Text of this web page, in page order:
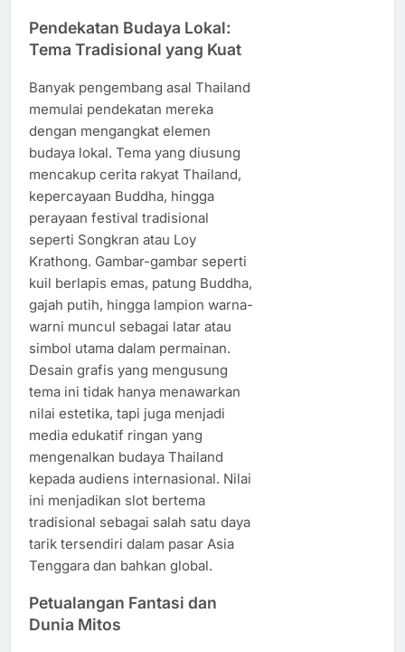
Pendekatan Budaya Lokal:
Tema Tradisional yang Kuat
Banyak pengembang asal Thailand
memulai pendekatan mereka
dengan mengangkat elemen
budaya lokal. Tema yang diusung
mencakup cerita rakyat Thailand,
kepercayaan Buddha, hingga
perayaan festival tradisional
seperti Songkran atau Loy
Krathong. Gambar-gambar seperti
kuil berlapis emas, patung Buddha,
gajah putih, hingga lampion warna-
warni muncul sebagai latar atau
simbol utama dalam permainan.
Desain grafis yang mengusung
tema ini tidak hanya menawarkan
nilai estetika, tapi juga menjadi
media edukatif ringan yang
mengenalkan budaya Thailand
kepada audiens internasional. Nilai
ini menjadikan slot bertema
tradisional sebagai salah satu daya
tarik tersendiri dalam pasar Asia
Tenggara dan bahkan global.
Petualangan Fantasi dan
Dunia Mitos